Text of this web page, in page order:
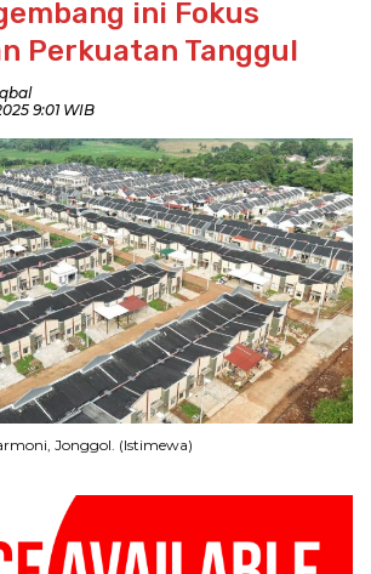
ini Fokus
Perkuatan Tanggul
9:01 WIB
Jonggol. (Istimewa)